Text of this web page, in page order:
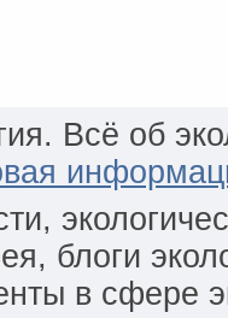
Всё об
блоги
в сфере